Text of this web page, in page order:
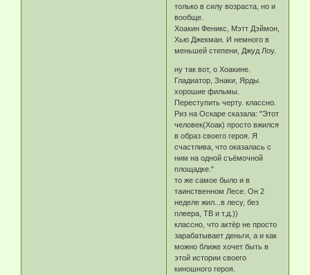
только в силу возраста, но и
вообще.
Хоакин Феникс, Мэтт Дэймон,
Хью Джекман. И немного в
меньшей степени, Джуд Лоу.
ну так вот, о Хоакине.
Гладиатор, Знаки, Ярды.
хорошие фильмы.
Переступить черту. классно.
Риз на Оскаре сказала: "Этот
человек(Хоак) просто вжился
в образ своего героя. Я
счастлива, что оказалась с
ним на одной съёмочной
площадке."
то же самое было и в
таинственном Лесе. Он 2
неделе жил...в лесу, без
плеера, ТВ и т.д.))
классно, что актёр не просто
зарабатывает деньги, а и как
можно ближе хочет быть в
этой истории своего
киношного героя.